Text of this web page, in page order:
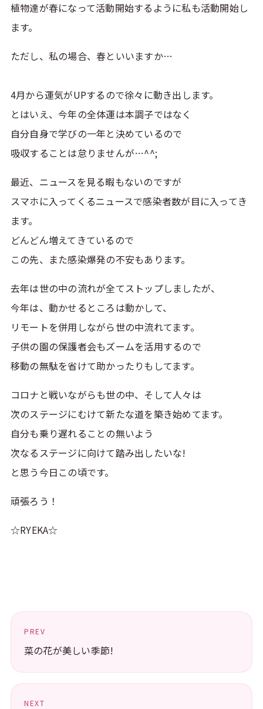
植物達が春になって活動開始するように私も活動開始し
ます。
ただし、私の場合、春といいますか…
4月から運気がUPするので徐々に動き出します。
とはいえ、今年の全体運は本調子ではなく
自分自身で学びの一年と決めているので
吸収することは怠りませんが…^^;
最近、ニュースを見る暇もないのですが
スマホに入ってくるニュースで感染者数が目に入ってき
ます。
どんどん増えてきているので
この先、また感染爆発の不安もあります。
去年は世の中の流れが全てストップしましたが、
今年は、動かせるところは動かして、
リモートを併用しながら世の中流れてます。
子供の園の保護者会もズームを活用するので
移動の無駄を省けて助かったりもしてます。
コロナと戦いながらも世の中、そして人々は
次のステージにむけて新たな道を築き始めてます。
自分も乗り遅れることの無いよう
次なるステージに向けて踏み出したいな!
と思う今日この頃です。
頑張ろう！
☆RYEKA☆
PREV
菜の花が美しい季節!
NEXT